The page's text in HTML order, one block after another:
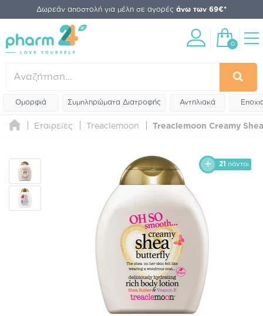
Δωρεάν αποστολή για μέλη σε αγορές άνω των 69€*
0
Ομορφιά Συμπληρώματα Διατροφής Αντηλιακά
Εταιρείες Treaclemoon Treaclemoon Creamy
21 πόντοι